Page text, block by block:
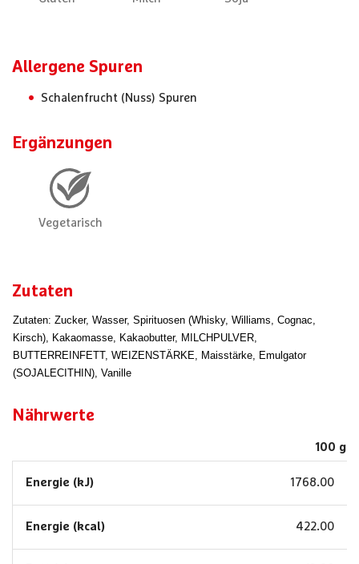
Allergene Spuren
Schalenfrucht (Nuss) Spuren
Ergänzungen
Zutaten
Zutaten: Zucker, Wasser, Spirituosen (Whisky, Williams, Cognac,
Kirsch), Kakaomasse, Kakaobutter, MILCHPULVER,
BUTTERREINFETT, WEIZENSTÄRKE, Maisstärke, Emulgator
(SOJALECITHIN), Vanille
Nährwerte
100 g
Energie (kJ) 1768.00
Energie (kcal) 422.00